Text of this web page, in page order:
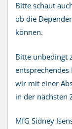
Bitte schaut
ob die
können.
Bitte unbedingt
entsprechendes
wir mit einer
in der nächsten
MfG Sidney